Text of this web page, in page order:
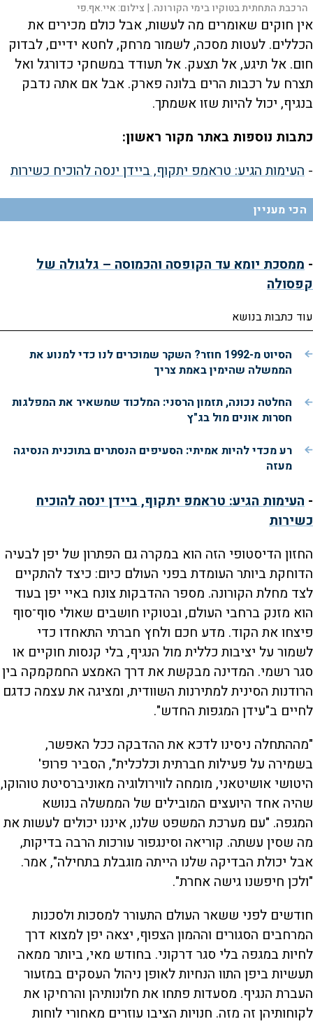
הרכבת התחתית בטוקיו בימי הקורונה. | צילום:איי.אף.פי
אין חוקים שאומרים מה לעשות, אבל כולם מכירים את
הכללים. לעטות מסכה, לשמור מרחק, לחטא ידיים, לבדוק
חום. אל תיגע, אל תצעק. אל תעודד במשחקי כדורגל ואל
תצרח על רכבות הרים בלונה פארק. אבל אם אתה נדבק
בנגיף, יכול להיות שזו אשמתך.
כתבות נוספות באתר מקור ראשון:
- העימות הגיע: טראמפ יתקוף, ביידן ינסה להוכיח כשירות
הכי מעניין
- ממסכת יומא עד הקופסה והכמוסה – גלגולה של
קפסולה
עוד כתבות בנושא
הסיוט מ-1992 חוזר? השקר שמוכרים לנו כדי למנוע את
הממשלה שהימין באמת צריך
החלטה נכונה, תזמון הרסני: המלכוד שמשאיר את המפלגות
חסרות אונים מול בג"ץ
רע מכדי להיות אמיתי: הסעיפים הנסתרים בתוכנית הנסיגה
מעזה
- העימות הגיע: טראמפ יתקוף, ביידן ינסה להוכיח
כשירות
החזון הדיסטופי הזה הוא במקרה גם הפתרון של יפן לבעיה
הדוחקת ביותר העומדת בפני העולם כיום: כיצד להתקיים
לצד מחלת הקורונה. מספר ההדבקות צונח באיי יפן בעוד
הוא מזנק ברחבי העולם, ובטוקיו חושבים שאולי סוף־סוף
פיצחו את הקוד. מדע חכם ולחץ חברתי התאחדו כדי
לשמור על יציבות כללית מול הנגיף, בלי קנסות חוקיים או
סגר רשמי. המדינה מבקשת את דרך האמצע החמקמקה בין
הרודנות הסינית למתירנות השוודית, ומציגה את עצמה כדגם
לחיים ב"עידן המגפות החדש".
"מההתחלה ניסינו לדכא את ההדבקה ככל האפשר,
בשמירה על פעילות חברתית וכלכלית", הסביר פרופ'
היטושי אושיטאני, מומחה לווירולוגיה מאוניברסיטת טוהוקו,
שהיה אחד היועצים המובילים של הממשלה בנושא
המגפה. "עם מערכת המשפט שלנו, איננו יכולים לעשות את
מה שסין עשתה. קוריאה וסינגפור עורכות הרבה בדיקות,
אבל יכולת הבדיקה שלנו הייתה מוגבלת בתחילה", אמר.
"ולכן חיפשנו גישה אחרת".
חודשים לפני ששאר העולם התעורר למסכות ולסכנות
המרחבים הסגורים וההמון הצפוף, יצאה יפן למצוא דרך
לחיות במגפה בלי סגר דרקוני. בחודש מאי, ביותר ממאה
תעשיות ביפן התוו הנחיות לאופן ניהול העסקים במזעור
העברת הנגיף. מסעדות פתחו את חלונותיהן והרחיקו את
לקוחותיהן זה מזה. חנויות הציבו עוזרים מאחורי לוחות